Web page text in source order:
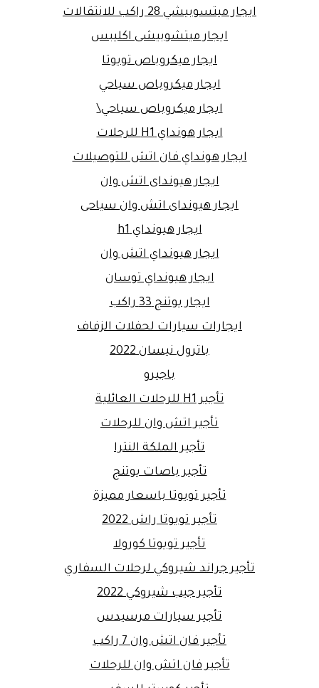
ايجار ميتسوبيشي 28 راكب للانتقالات
ايجار ميتشوبيشى اكليبس
ايجار ميكروباص تويوتا
ايجار ميكروباص سياحي
ايجار ميكروباص سياحي\
ايجار هونداي H1 للرحلات
ايجار هونداي فان اتش للتوصيلات
ايجار هيونداى اتش وان
ايجار هيونداى اتش وان سياحى
ايجار هيونداي h1
ايجار هيونداي اتش وان
ايجار هيونداي توسان
ايجار يوتنج 33 راكب
ايجارات سيارات لحفلات الزفاف
باترول نيسان 2022
باجيرو
تأجير H1 للرحلات العائلية
تأجير اتش وان للرحلات
تأجير الملكة النترا
تأجير باصات يوتنج
تأجير تويوتا باسعار مميزة
تأجير تويوتا راش 2022
تأجير تويوتا كورولا
تأجير جراند شيروكي لرحلات السفاري
تأجير جيب شيروكي 2022
تأجير سيارات مرسيدس
تأجير فان اتش وان 7 راكب
تأجير فان اتش وان للرحلات